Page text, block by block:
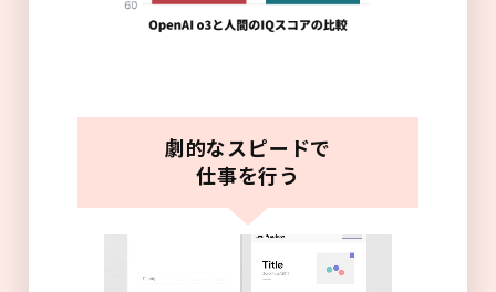
劇的なスピードで
仕事を行う